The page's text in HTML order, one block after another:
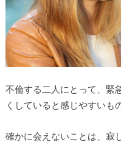
不倫する二人にとって、緊
くしていると感じやすいもの
確かに会えないことは、寂